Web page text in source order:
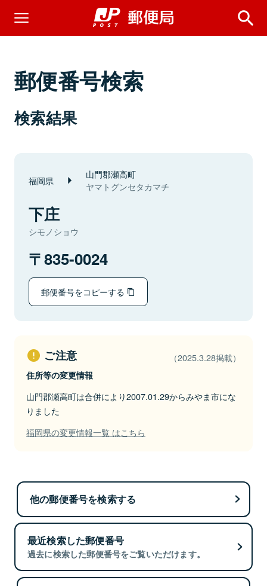
郵便番号検索
検索結果
福岡県 山門郡瀬高町
ヤマトグンセタカマチ
下庄
シモノショウ
835-0024
郵便番号をコピーする
ご注意 （2025.3.28掲載）
住所等の変更情報
山門郡瀬高町は合併により2007.01.29からみやま市にな
りました
福岡県の変更情報一覧 はこちら
他の郵便番号を検索する
最近検索した郵便番号
過去に検索した郵便番号をご覧いただけます。